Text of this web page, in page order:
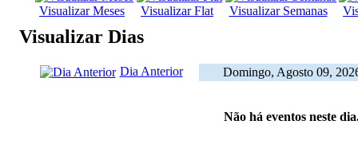
Visualizar Meses Visualizar Flat Visualizar Semanas
Visualizar Dias
Dia Anterior Domingo, Agosto 09,
Não há eventos neste